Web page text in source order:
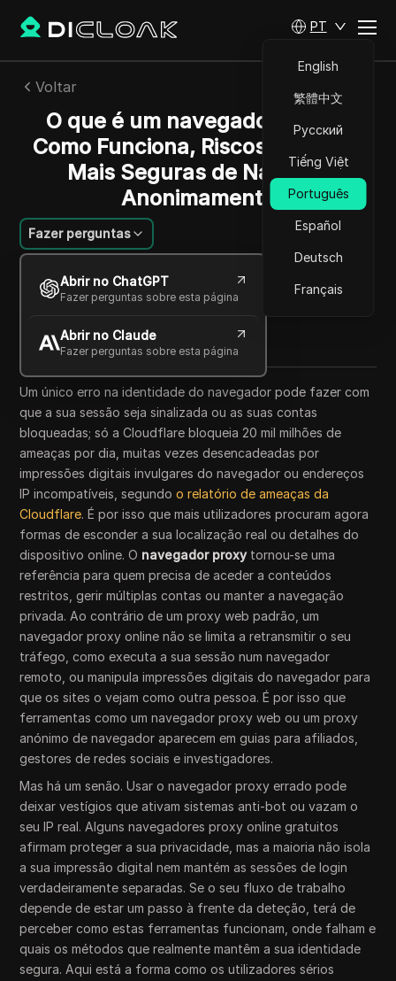
PT
English
繁體中文
Русский
Tiếng Việt
Português
Español
Deutsch
Français
Voltar
O que é um navegador proxy?
Como Funciona, Riscos e Formas
Mais Seguras de Navegar
Anonimamente
Fazer perguntas
Abrir no ChatGPT
Fazer perguntas sobre esta página
Abrir no Claude
Fazer perguntas sobre esta página
Charles Martinez
23 jun 2026 8 min de leitura
Copy Link
Um único erro na identidade do navegador pode fazer com
que a sua sessão seja sinalizada ou as suas contas
bloqueadas; só a Cloudflare bloqueia 20 mil milhões de
ameaças por dia, muitas vezes desencadeadas por
impressões digitais invulgares do navegador ou endereços
IP incompatíveis, segundoo relatório de ameaças da
Cloudflare. É por isso que mais utilizadores procuram agora
formas de esconder a sua localização real ou detalhes do
dispositivo online. O navegador proxytornou-se uma
referência para quem precisa de aceder a conteúdos
restritos, gerir múltiplas contas ou manter a navegação
privada. Ao contrário de um proxy web padrão, um
navegador proxy online não se limita a retransmitir o seu
tráfego, como executa a sua sessão num navegador
remoto, ou manipula impressões digitais do navegador para
que os sites o vejam como outra pessoa. É por isso que
ferramentas como um navegador proxy web ou um proxy
anónimo de navegador aparecem em guias para afiliados,
gestores de redes sociais e investigadores.
Mas há um senão. Usar o navegador proxy errado pode
deixar vestígios que ativam sistemas anti-bot ou vazam o
seu IP real. Alguns navegadores proxy online gratuitos
afirmam proteger a sua privacidade, mas a maioria não isola
a sua impressão digital nem mantém as sessões de login
verdadeiramente separadas. Se o seu fluxo de trabalho
depende de estar um passo à frente da deteção, terá de
perceber como estas ferramentas funcionam, onde falham e
quais os métodos que realmente mantêm a sua identidade
segura. Aqui está a forma como os utilizadores sérios